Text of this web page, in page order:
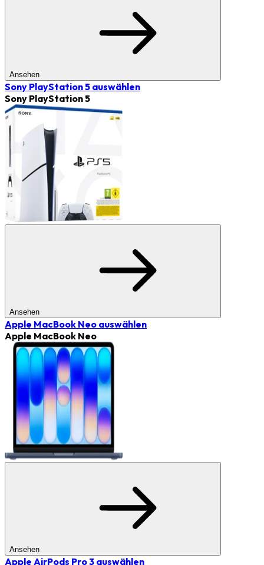
Ansehen
Sony PlayStation 5 auswählen
Sony PlayStation 5
Ansehen
Apple MacBook Neo auswählen
Apple MacBook Neo
Ansehen
Apple AirPods Pro 3 auswählen